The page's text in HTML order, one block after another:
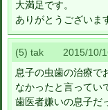
大満足です。
ありがとうございま
(5) tak 2015/10/
息子の虫歯の治療で
なかったと言ってい
歯医者嫌いの息子